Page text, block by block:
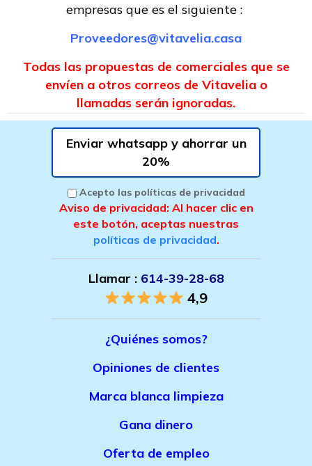
empresas que es el siguiente :
Proveedores@vitavelia.casa
Todas las propuestas de comerciales que se
envíen a otros correos de Vitavelia o
llamadas serán ignoradas.
Enviar whatsapp y ahorrar un
20%
Acepto las políticas de privacidad
Aviso de privacidad: Al hacer clic en
este botón, aceptas nuestras
políticas de privacidad.
Llamar : 614-39-28-68
4,9
¿Quiénes somos?
Opiniones de clientes
Marca blanca limpieza
Gana dinero
Oferta de empleo